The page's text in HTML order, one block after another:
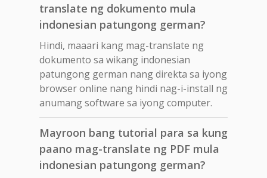
translate ng dokumento mula
indonesian patungong german?
Hindi, maaari kang mag-translate ng
dokumento sa wikang indonesian
patungong german nang direkta sa iyong
browser online nang hindi nag-i-install ng
anumang software sa iyong computer.
Mayroon bang tutorial para sa kung
paano mag-translate ng PDF mula
indonesian patungong german?